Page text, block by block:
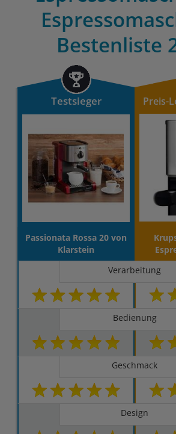
Bestenliste
Testsieger Preis-
Passionata Rossa 20 von
Klarstein
Verarbeitung
Bedienung
Geschmack
Design